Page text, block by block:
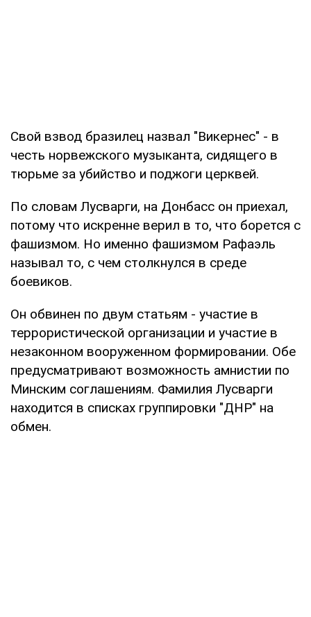
Свой взвод бразилец назвал "Викернес" - в
честь норвежского музыканта, сидящего в
тюрьме за убийство и поджоги церквей.
По словам Лусварги, на Донбасс он приехал,
потому что искренне верил в то, что борется с
фашизмом. Но именно фашизмом Рафаэль
называл то, с чем столкнулся в среде
боевиков.
Он обвинен по двум статьям - участие в
террористической организации и участие в
незаконном вооруженном формировании. Обе
предусматривают возможность амнистии по
Минским соглашениям. Фамилия Лусварги
находится в списках группировки "ДНР" на
обмен.